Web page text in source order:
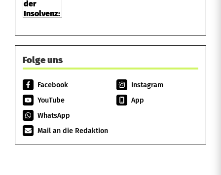
Folge uns
Facebook
Instagram
YouTube
App
WhatsApp
Mail an die Redaktion